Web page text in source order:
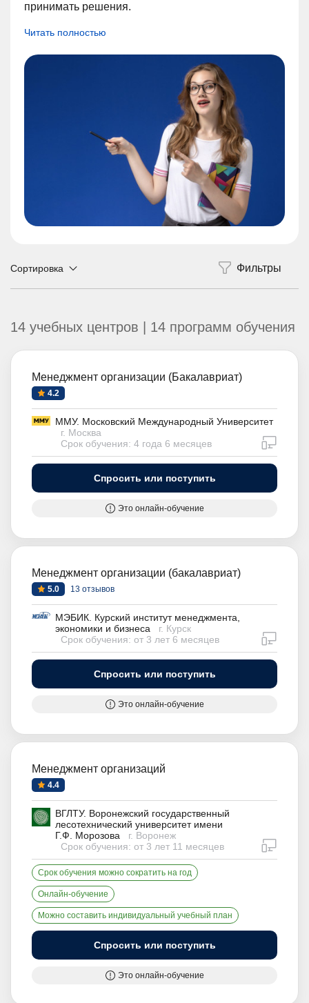
принимать решения.
Читать полностью
Сортировка
14 учебных центров | 14 программ обучения
Менеджмент организации (Бакалавриат)
4.2
ММУ. Московский Международный Университет
г. Москва
Срок обучения: 4 года 6 месяцев
Спросить или поступить
Это онлайн-обучение
Менеджмент организации (бакалавриат)
5.0 13 отзывов
МЭБИК. Курский институт менеджмента,
экономики и бизнеса
г. Курск
Срок обучения: от 3 лет 6 месяцев
Спросить или поступить
Это онлайн-обучение
Менеджмент организаций
4.4
ВГЛТУ. Воронежский государственный
лесотехнический университет имени
Г.Ф. Морозова
г. Воронеж
Срок обучения: от 3 лет 11 месяцев
Срок обучения можно сократить на год
Онлайн-обучение
Можно составить индивидуальный учебный план
Спросить или поступить
Это онлайн-обучение